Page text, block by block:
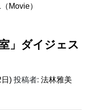
Movie）
」ダイジェス
) 投稿者: 法林雅美